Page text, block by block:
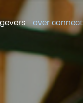
over connect